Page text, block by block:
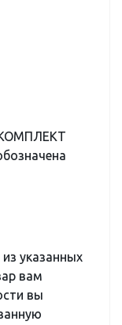
указанных
вам
вы